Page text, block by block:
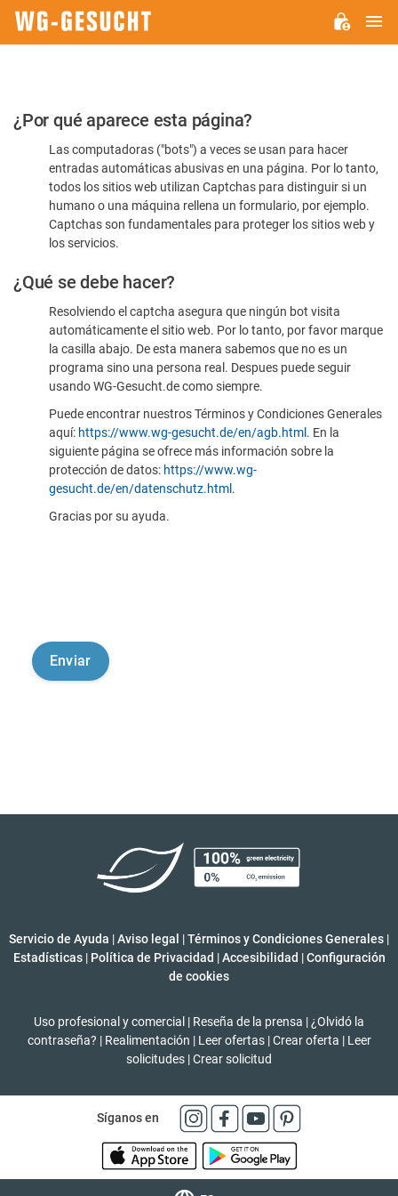
Por
favor,
confirme
humano
¿Por qué aparece esta página?
Las computadoras ("bots") a veces se usan para hacer
entradas automáticas abusivas en una página. Por lo tanto,
todos los sitios web utilizan Captchas para distinguir si un
humano o una máquina rellena un formulario, por ejemplo.
Captchas son fundamentales para proteger los sitios web y
los servicios.
¿Qué se debe hacer?
Resolviendo el captcha asegura que ningún bot visita
automáticamente el sitio web. Por lo tanto, por favor marque
la casilla abajo. De esta manera sabemos que no es un
programa sino una persona real. Despues puede seguir
usando WG-Gesucht.de como siempre.
Puede encontrar nuestros Términos y Condiciones Generales
aquí: https://www.wg-gesucht.de/en/agb.html . En la
siguiente página se ofrece más información sobre la
protección de datos: https://www.wg-
gesucht.de/en/datenschutz.html .
Gracias por su ayuda.
Servicio de Ayuda |Aviso legal |Términos y Condiciones Generales |
Estadísticas | Política de Privacidad | Accesibilidad | Configuración
de cookies
Uso profesional y comercial | Reseña de la prensa | ¿Olvidó la
contraseña? | Realimentación | Leer ofertas | Crear oferta | Leer
solicitudes |Crear solicitud
Síganos en